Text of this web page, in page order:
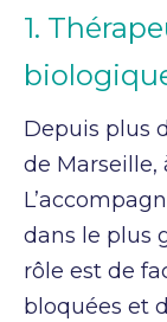
1.
Depuis plus
de Marseille,
dans le plus
rôle est de
bloquées et